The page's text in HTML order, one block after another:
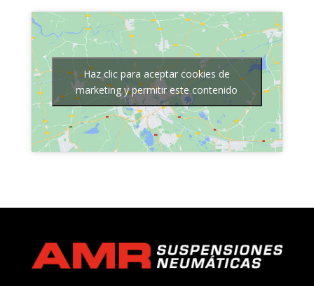
Haz clic para aceptar cookies de
marketing y permitir este contenido